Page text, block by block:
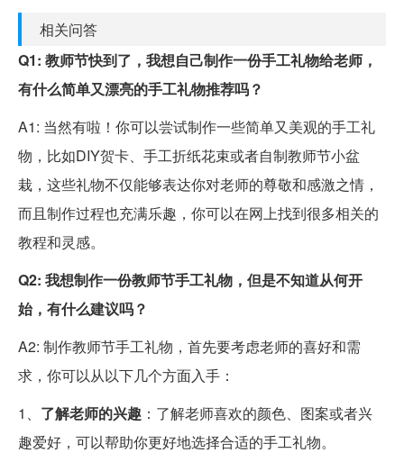
相关问答
Q1: 教师节快到了，我想自己制作一份手工礼物给老师，
有什么简单又漂亮的手工礼物推荐吗？
A1: 当然有啦！你可以尝试制作一些简单又美观的手工礼
物，比如DIY贺卡、手工折纸花束或者自制教师节小盆
栽，这些礼物不仅能够表达你对老师的尊敬和感激之情，
而且制作过程也充满乐趣，你可以在网上找到很多相关的
教程和灵感。
Q2: 我想制作一份教师节手工礼物，但是不知道从何开
始，有什么建议吗？
A2: 制作教师节手工礼物，首先要考虑老师的喜好和需
求，你可以从以下几个方面入手：
1、 了解老师的兴趣 ：了解老师喜欢的颜色、图案或者兴
趣爱好，可以帮助你更好地选择合适的手工礼物。